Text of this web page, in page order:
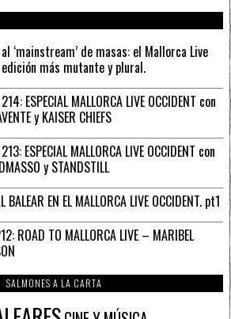
‘mainstream’ de masas: el Mallorca Live
más mutante y plural.
ESPECIAL MALLORCA LIVE OCCIDENT con
y KAISER CHIEFS
ESPECIAL MALLORCA LIVE OCCIDENT con
y STANDSTILL
BALEAR EN EL MALLORCA LIVE OCCIDENT. pt1
ROAD TO MALLORCA LIVE – MARIBEL
SALMONES A LA CARTA